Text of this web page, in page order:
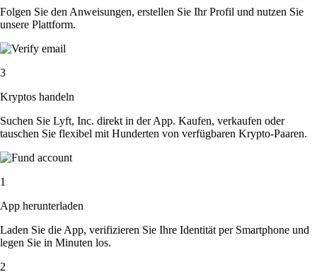
Folgen Sie den Anweisungen, erstellen Sie Ihr Profil und nutzen Sie
unsere Plattform.
3
Kryptos handeln
Suchen Sie Lyft, Inc. direkt in der App. Kaufen, verkaufen oder
tauschen Sie flexibel mit Hunderten von verfügbaren Krypto-Paaren.
1
App herunterladen
Laden Sie die App, verifizieren Sie Ihre Identität per Smartphone und
legen Sie in Minuten los.
2